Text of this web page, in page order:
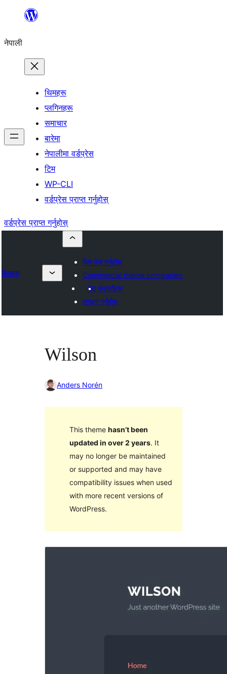
सामग्रीमा
नेपाली
थिमहरू
प्लगिनहरू
समाचार
बारेमा
नेपालीमा वर्डप्रेस
टिम
WP-CLI
वर्डप्रेस प्राप्त गर्नुहोस्
वर्डप्रेस प्राप्त गर्नुहोस्
थिमहरू
थिम पेस गर्नुहोस्
Commercial theme companies
मेरा मनपर्दोहरू
लगइन गर्नुहोस्
Wilson
Anders Norén
This theme hasn’t been
updated in over 2 years. It
may no longer be maintained
or supported and may have
compatibility issues when used
with more recent versions of
WordPress.